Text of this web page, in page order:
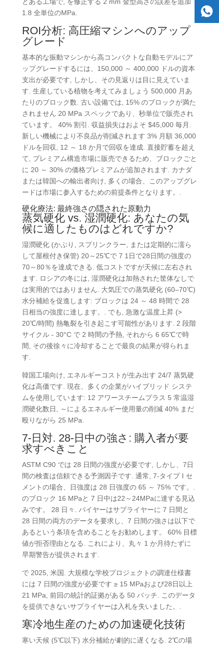
1.8 全単位のMPa.
ROI分析: 高圧縮マシンへのアップ
グレード
基本的な振動マシンから高コンパクトな自動モデルにア
ップグレードするには、150,000 ～ 400,000 ドルの資本
支出が必要です, しかし、その見返りは目に見えていま
す. 生産している植物を考えてみましょう 500,000 月あ
たりのブロック数. 古い設備では, 15% のブロックが満た
されません 20 MPa スペックであり、秒単位で販売され
ています。 40% 割引. 収益損失はおよそ $45,000 毎月.
新しい機械により不良品が削減されます 3% 月額 36,000
ドルを回収, 12 ～ 18 か月で回収を達成. 直接貯蓄を超え
て, プレミアム構造市場に販売できるため、ブロックごと
に 20 ～ 30% の価格プレミアムが追加されます. カナダ
または韓国への輸出者向け, 多くの場合、このアップグレ
ードは市場に参入するための前提条件となります。.
硬化療法: 最終強さの隠された原動力
蒸気硬化 vs. 湿潤硬化: あなたの気
候に適したものはどれですか?
湿潤硬化 (かぶり, スプリンクラー, または定期的に濡ら
して屋根付き保管) 20～25℃で 7 1日で28日間の強度の
70～80％を達成できる. 低コストですが天候に左右され
ます. ロシアの冬には, 湿潤硬化は加熱された筐体なしで
は実用的ではありません. 大気圧での蒸気硬化 (60–70℃)
水分補給を促進します: ブロックは 24 ～ 48 時間で 28
日相当の強度に達します。. でも, 急激な温度上昇 (>
20℃/時間) 熱亀裂を引き起こす可能性があります. 2 段階
サイクル - 30°C で 2 時間の予熱, それから 6 65℃で時
間, その後徐々に冷却することで最良の結果が得られま
す.
韓国工場向け, エネルギーコストが生み出す 24/7 蒸気硬
化は高価です. 現在、多くの企業がハイブリッド システ
ムを使用しています: 12 アワースチームプラス 5 常温湿
潤硬化数日, ～によるエネルギー使用量の削減 40% まだ
殴りながら 25 MPa.
7-日対. 28-日中の強さ: 購入者が要
求すべきこと
ASTM C90 では 28 日間の強度が必要です, しかし、7日
間の検査は信頼できる予測因子です. 通常, 7-タイプ I セ
メントの場合、日強度は 28 日強度の 65 ～ 75% です。.
のブロック 16 MPaと 7 日中は22～24MPaに達する見込
みです。 28 日々. バイヤーはサプライヤーに 7 日間と
28 日間の両方のデータを要求し、7 日間の強さは以下で
あるという条項を含めることをお勧めします。 60% 目標
値が拒否理由となる. これにより、丸々 1 か月待たずに
早期警告が提供されます.
で 2025, 米国. 大規模な学校プロジェクトの調達仕様書
には 7 日間の強度が必要です ≥ 15 MPaおよび28日以上
21 MPa, 前回の統計的証拠がある 50 バッチ. このデータ
を提供できないサプライヤーは入札を失いました。.
寒冷地生産のための加速硬化技術
寒い天候 (5℃以下) 水分補給が劇的に遅くなる. 2℃の場